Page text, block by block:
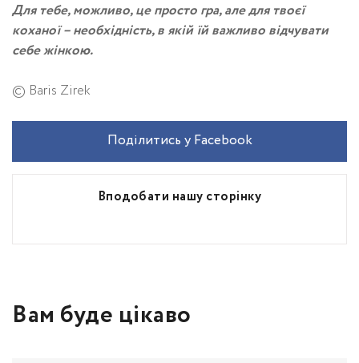
Для тебе, можливо, це просто гра, але для твоєї
коханої – необхідність, в якій їй важливо відчувати
себе жінкою.
© Baris Zirek
Вподобати нашу сторінку
Поділитись у Facebook
Вам буде цікаво